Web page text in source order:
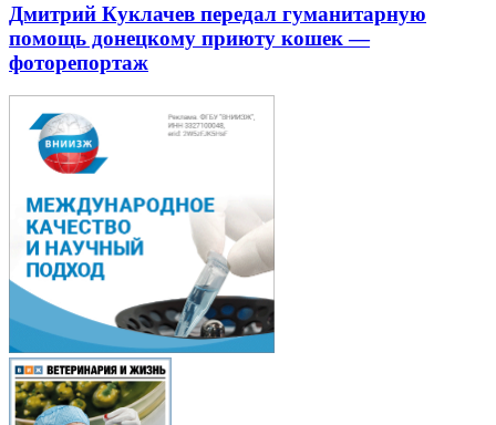
Дмитрий Куклачев передал гуманитарную
помощь донецкому приюту кошек —
фоторепортаж